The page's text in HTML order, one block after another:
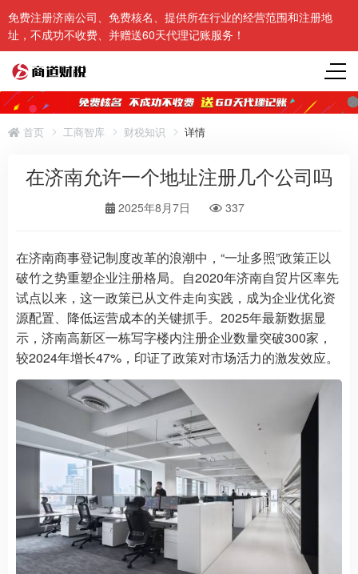
免费注册济南公司、免费核名、提供所在行业的经营范围和注册地
址，不成功不收费、并赠送60天代理记账服务！
首页 工商智库 财税知识 详情
在济南允许一个地址注册几个公司吗
2025年8月7日 337
在济南商事登记制度改革的浪潮中，“一址多照”政策正以
破竹之势重塑企业注册格局。自2020年济南自贸片区率先
试点以来，这一政策已从文件走向实践，成为企业优化资
源配置、降低运营成本的关键抓手。2025年最新数据显
示，济南高新区一栋写字楼内注册企业数量突破300家，
较2024年增长47%，印证了政策对市场活力的激发效应。